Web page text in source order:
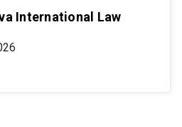
International Law